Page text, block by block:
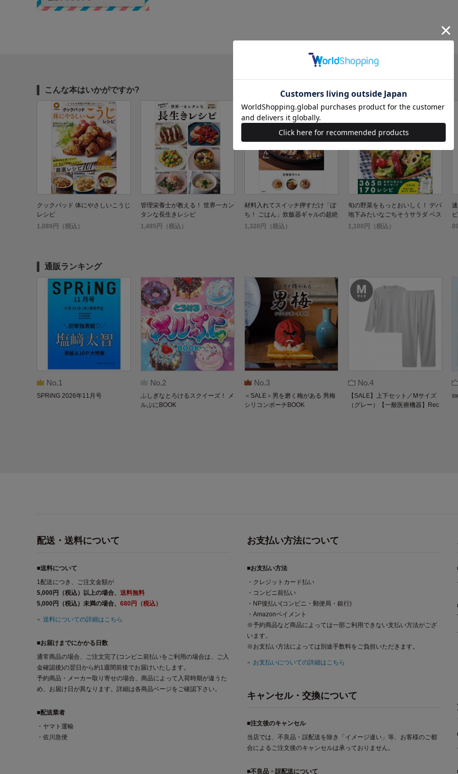
こんな本はいかがですか?
クックパッド 体にやさしいこうじ
レシピ
1,089円（税込）
管理栄養士が教える！ 世界一カン
タンな長生きレシピ
1,485円（税込）
材料入れてスイッチ押すだけ「ぽ
ち！ ごはん」炊飯器ギャルの超絶
品レシピ
1,320円（税込）
旬の野菜をもっとおいしく！ デパ
地下みたいなごちそうサラダ ベス
トレシピ
1,100円（税込）
ピ
通販ランキング
No.1
SPRiNG 2026年11月号
No.2
ふしぎなとろけるスクイーズ！ メ
ルぷにBOOK
No.3
＜SALE＞男を磨く梅がある 男梅
シリコンポーチBOOK
No.4
【SALE】上下セット／Mサイズ
（グレー）【一般医療機器】Rec
配送・送料について
■送料について
1配送につき、ご注文金額が
5,000円（税込）以上の場合、 送料無料
5,000円（税込）未満の場合、 680円（税込）
送料についての詳細はこちら
■お届けまでにかかる日数
通常商品の場合、ご注文完了(コンビニ前払いをご利用の場合は、ご入
金確認後)の翌日から約1週間前後でお届けいたします。
予約商品・メーカー取り寄せの場合、商品によって入荷時期が違うた
め、お届け日が異なります。詳細は各商品ページをご確認下さい。
■配送業者
・ヤマト運輸
・佐川急便
お支払い方法について
■お支払い方法
・クレジットカード払い
・コンビニ前払い
・NP後払い(コンビニ・郵便局・銀行)
・Amazonペイメント
※予約商品など商品によっては一部ご利用できない支払い方法がござ
います。
※お支払い方法によっては別途手数料をご負担いただきます。
お支払いについての詳細はこちら
キャンセル・交換について
■注文後のキャンセル
当店では、不良品・誤配送を除き「イメージ違い」等、お客様のご都
合によるご注文後のキャンセルは承っておりません。
■不良品・誤配送について